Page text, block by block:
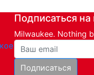
Подписаться на
Milwaukee. Nothing
Ваша почта
Подписаться